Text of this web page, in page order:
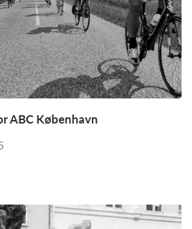
ABC København